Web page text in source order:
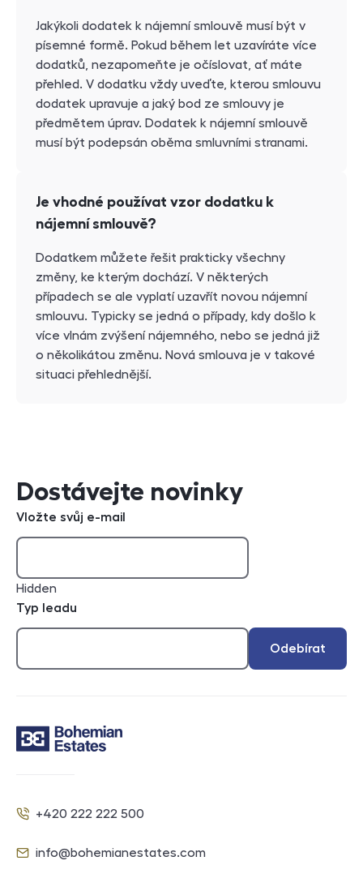
Jakýkoli dodatek k nájemní smlouvě musí být v
písemné formě. Pokud během let uzavíráte více
dodatků, nezapomeňte je očíslovat, ať máte
přehled. V dodatku vždy uveďte, kterou smlouvu
dodatek upravuje a jaký bod ze smlouvy je
předmětem úprav. Dodatek k nájemní smlouvě
musí být podepsán oběma smluvními stranami.
Je vhodné používat vzor dodatku k
nájemní smlouvě?
Dodatkem můžete řešit prakticky všechny
změny, ke kterým dochází. V některých
případech se ale vyplatí uzavřít novou nájemní
smlouvu. Typicky se jedná o případy, kdy došlo k
více vlnám zvýšení nájemného, nebo se jedná již
o několikátou změnu. Nová smlouva je v takové
situaci přehlednější.
Dostávejte novinky
Vložte svůj e-mail
Hidden
Typ leadu
Odebírat
Telefon
+420 222 222 500
E-mail
info@bohemianestates.com